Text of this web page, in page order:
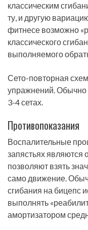
классическим
ту, и другую
фитнесе возможно
классического
выполняемого
Сето-повторная
упражнений. Обычно
3-4 сетах.
Противопоказания
Воспалительные
запястьях
позволяют взять
само движение.
сгибания на бицепс
выполнять
амортизатором